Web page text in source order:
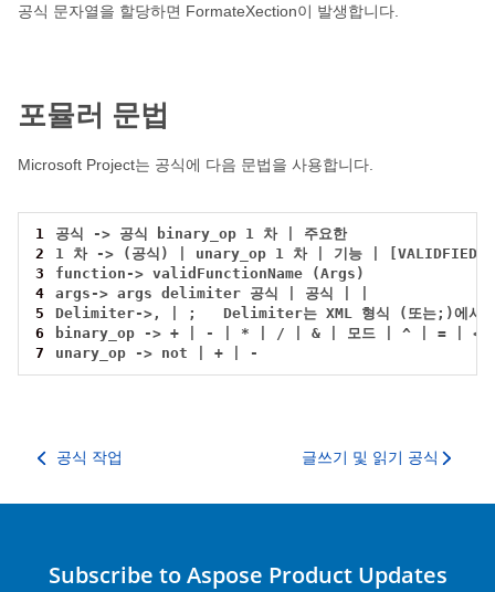
공식 문자열을 할당하면 FormateXection이 발생합니다.
포뮬러 문법
Microsoft Project는 공식에 다음 문법을 사용합니다.
1
공식 -> 공식 binary_op 1 차 | 주요한
2
3
4
5
6
7
unary_op -> not | + | -
공식 작업 글쓰기 및 읽기 공식
Subscribe to Aspose Product Updates